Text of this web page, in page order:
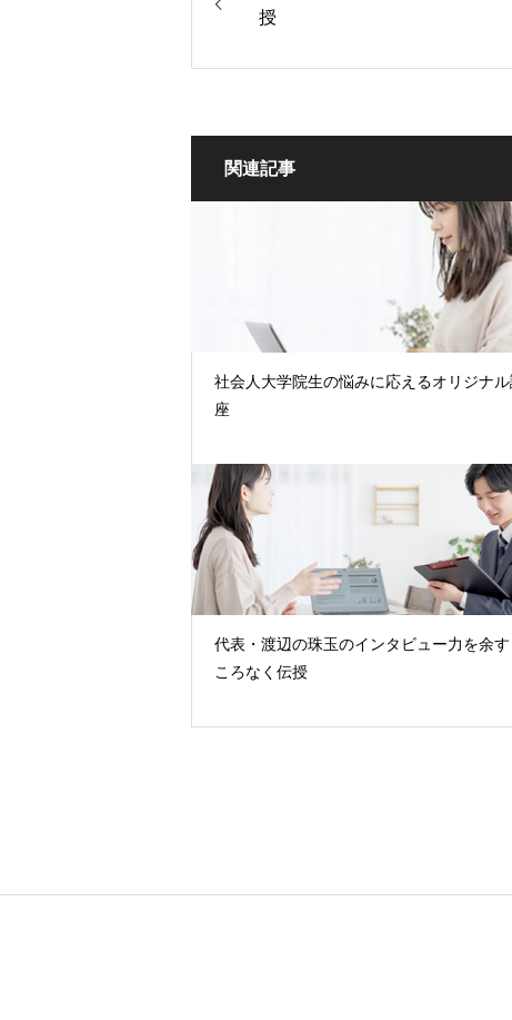
授
関連記事
社会人大学院生の悩みに応えるオリジナ
座
代表・渡辺の珠玉のインタビュー力を余す
ころなく伝授